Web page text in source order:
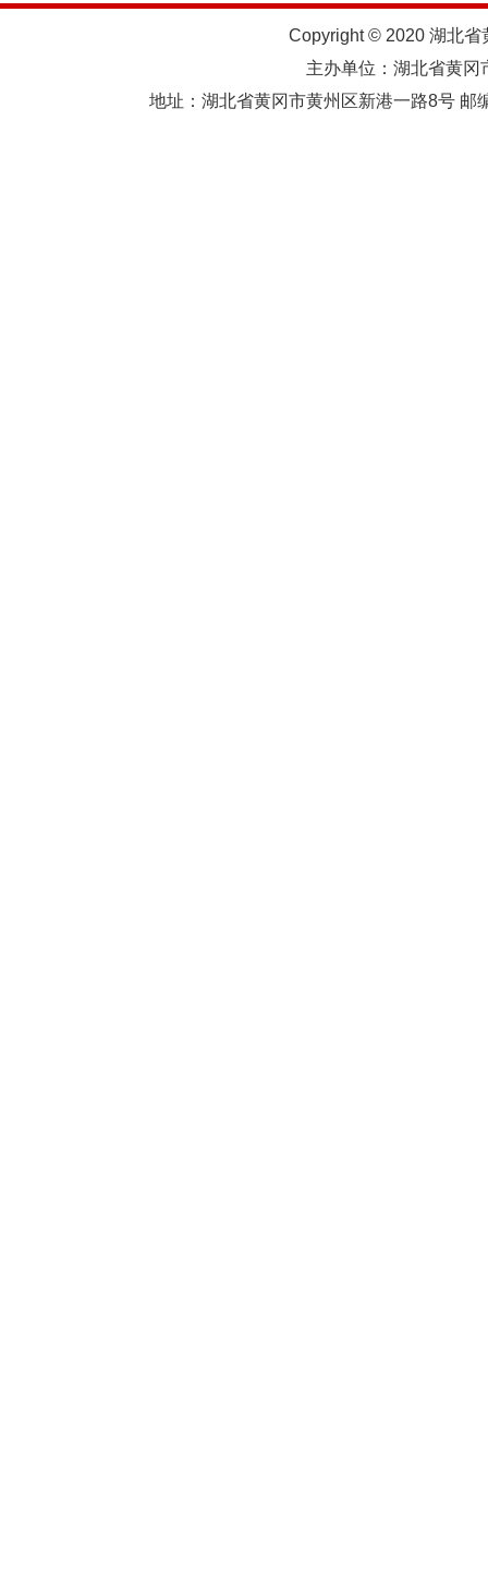
Copyright © 2020 湖北省
主办单位：湖北省黄
地址：湖北省黄冈市黄州区新港一路8号